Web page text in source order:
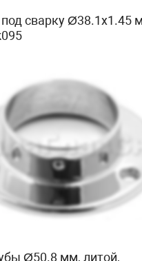
сварку Ø38.1х1.45
Ø50.8 мм, литой,